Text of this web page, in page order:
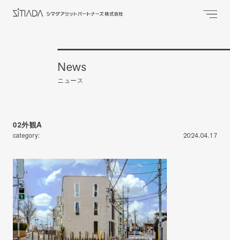
News
ニュース
02外観A
category: 2024.04.17